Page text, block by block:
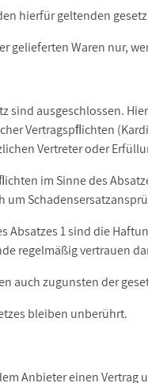
hierfür geltenden
gelieferten Waren nur,
sind ausgeschlossen.
Vertragspﬂichten
Vertreter oder
im Sinne des
Absatzes 1 sind die
regelmäßig vertrauen
auch zugunsten der
bleiben unberührt.
Anbieter einen